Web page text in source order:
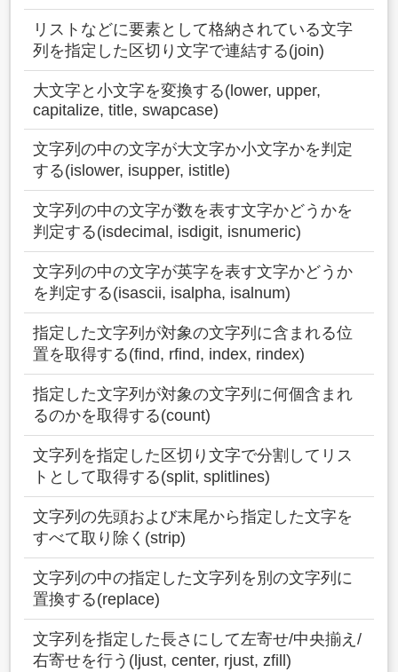
リストなどに要素として格納されている文字
列を指定した区切り文字で連結する(join)
大文字と小文字を変換する(lower, upper,
capitalize, title, swapcase)
文字列の中の文字が大文字か小文字かを判定
する(islower, isupper, istitle)
文字列の中の文字が数を表す文字かどうかを
判定する(isdecimal, isdigit, isnumeric)
文字列の中の文字が英字を表す文字かどうか
を判定する(isascii, isalpha, isalnum)
指定した文字列が対象の文字列に含まれる位
置を取得する(find, rfind, index, rindex)
指定した文字列が対象の文字列に何個含まれ
るのかを取得する(count)
文字列を指定した区切り文字で分割してリス
トとして取得する(split, splitlines)
文字列の先頭および末尾から指定した文字を
すべて取り除く(strip)
文字列の中の指定した文字列を別の文字列に
置換する(replace)
文字列を指定した長さにして左寄せ/中央揃え/
右寄せを行う(ljust, center, rjust, zfill)